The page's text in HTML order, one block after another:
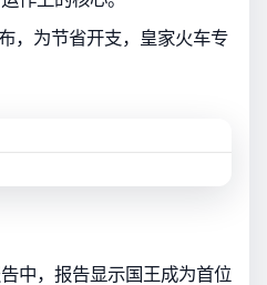
，为节省开支，皇家火车专
中，报告显示国王成为首位